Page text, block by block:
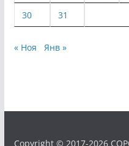
30 31
« Ноя Янв »
Copyright © 2017-2026